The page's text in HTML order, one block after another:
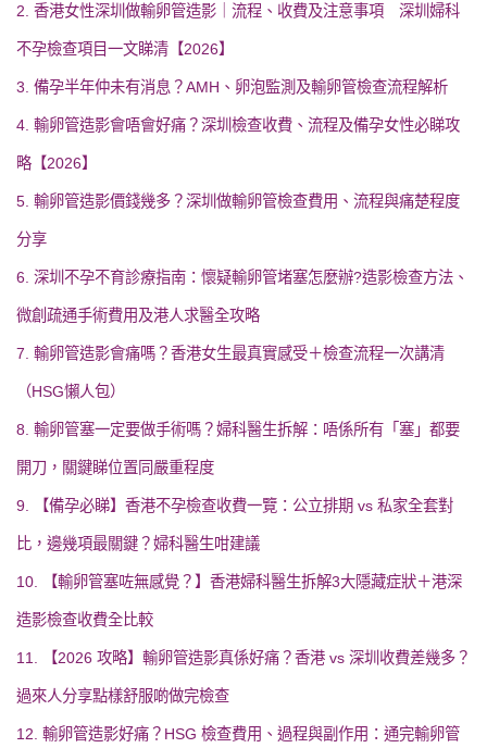
2. 香港女性深圳做輸卵管造影｜流程、收費及注意事項 深圳婦科
不孕檢查項目一文睇清【2026】
3. 備孕半年仲未有消息？AMH、卵泡監測及輸卵管檢查流程解析
4. 輸卵管造影會唔會好痛？深圳檢查收費、流程及備孕女性必睇攻
略【2026】
5. 輸卵管造影價錢幾多？深圳做輸卵管檢查費用、流程與痛楚程度
分享
6. 深圳不孕不育診療指南：懷疑輸卵管堵塞怎麼辦?造影檢查方法、
微創疏通手術費用及港人求醫全攻略
7. 輸卵管造影會痛嗎？香港女生最真實感受＋檢查流程一次講清
（HSG懶人包）
8. 輸卵管塞一定要做手術嗎？婦科醫生拆解：唔係所有「塞」都要
開刀，關鍵睇位置同嚴重程度
9. 【備孕必睇】香港不孕檢查收費一覽：公立排期 vs 私家全套對
比，邊幾項最關鍵？婦科醫生咁建議
10. 【輸卵管塞咗無感覺？】香港婦科醫生拆解3大隱藏症狀＋港深
造影檢查收費全比較
11. 【2026 攻略】輸卵管造影真係好痛？香港 vs 深圳收費差幾多？
過來人分享點樣舒服啲做完檢查
12. 輸卵管造影好痛？HSG 檢查費用、過程與副作用：通完輸卵管